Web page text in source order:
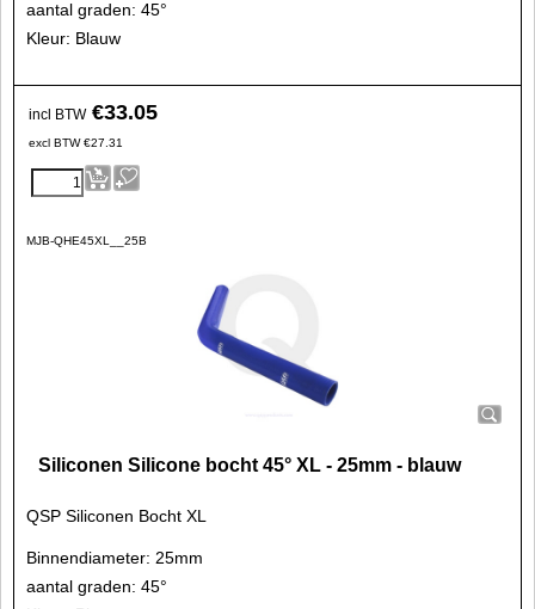
aantal graden: 45°
Kleur: Blauw
incl BTW €33.05
excl BTW €27.31
MJB-QHE45XL__25B
Siliconen Silicone bocht 45° XL - 25mm - blauw
QSP Siliconen Bocht XL
Binnendiameter: 25mm
aantal graden: 45°